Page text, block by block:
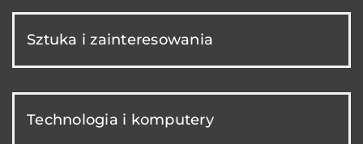
Sztuka i zainteresowania
Technologia i komputery